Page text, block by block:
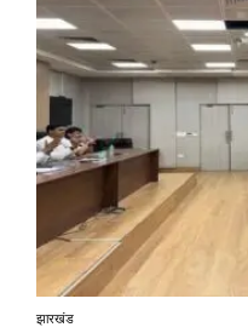
झारखंड